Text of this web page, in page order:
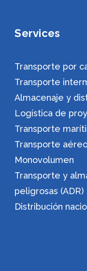
Services
Transporte por
Transporte
Almacenaje y
Logística de
Transporte
Transporte
Monovolumen
Transporte y
peligrosas (ADR)
Distribución